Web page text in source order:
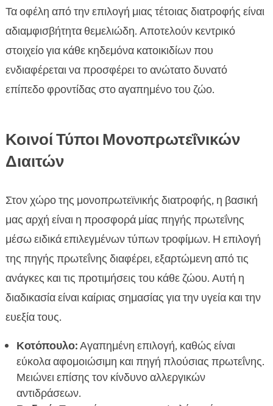
Τα οφέλη από την επιλογή μιας τέτοιας διατροφής είναι
αδιαμφισβήτητα θεμελιώδη. Αποτελούν κεντρικό
στοιχείο για κάθε κηδεμόνα κατοικιδίων που
ενδιαφέρεται να προσφέρει το ανώτατο δυνατό
επίπεδο φροντίδας στο αγαπημένο του ζώο.
Κοινοί Τύποι Μονοπρωτεΐνικών
Διαιτών
Στον χώρο της μονοπρωτεϊνικής διατροφής, η βασική
μας αρχή είναι η προσφορά μίας πηγής πρωτεΐνης
μέσω ειδικά επιλεγμένων τύπων τροφίμων. Η επιλογή
της πηγής πρωτεΐνης διαφέρει, εξαρτώμενη από τις
ανάγκες και τις προτιμήσεις του κάθε ζώου. Αυτή η
διαδικασία είναι καίριας σημασίας για την υγεία και την
ευεξία τους.
Κοτόπουλο:Αγαπημένη επιλογή, καθώς είναι
εύκολα αφομοιώσιμη και πηγή πλούσιας πρωτεΐνης.
Μειώνει επίσης τον κίνδυνο αλλεργικών
αντιδράσεων.